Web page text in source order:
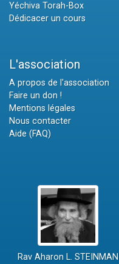
Yéchiva Torah-Box
Dédicacer un cours
L'association
A propos de l'association
Faire un don !
Mentions légales
Nous contacter
Aide (FAQ)
Rav Aharon L. STEINMAN